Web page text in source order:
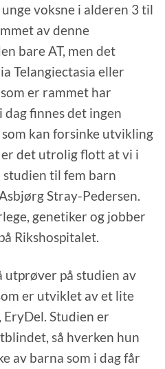
voksne i alderen 3 til
av denne
bare AT, men det
Telangiectasia eller
er rammet har
finnes det ingen
kan forsinke utvikling
det utrolig flott at vi i
til fem barn
Stray-Pedersen.
genetiker og jobber
Rikshospitalet.
utprøver på studien av
er utviklet av et lite
Studien er
så hverken hun
av barna som i dag får